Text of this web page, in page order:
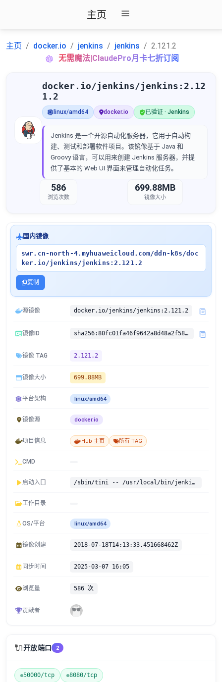
主页
主页 docker.io jenkins jenkins
2.121.2
无需魔法|ClaudePro月卡七折订阅
docker.io/jenkins/jenkins:2.12
1.2
linux/amd64 docker.io 已验证 · Jenkins
Jenkins 是一个开源自动化服务器，它用于自动构
建、测试和部署软件项目。该镜像基于 Java 和
Groovy 语言，可以用来创建 Jenkins 服务器，并提
供了基本的 Web UI 界面来管理自动化任务。
586
浏览次数
699.88MB
镜像大小
国内镜像
swr.cn-north-4.myhuaweicloud.com/ddn-k8s/doc
ker.io/jenkins/jenkins:2.121.2
复制
源镜像 docker.io/jenkins/jenkins:2.121.2
镜像ID sha256:80fc01fa46f9642a8d48a2f58131cfa91eb6d8c5f6d58df20591d7fb81ff9ff5
镜像 TAG 2.121.2
镜像大小 699.88MB
平台架构 linux/amd64
镜像源 docker.io
项目信息 Hub 主页 所有 TAG
CMD
启动入口 /sbin/tini -- /usr/local/bin/jenkins.sh
工作目录
OS/平台 linux/amd64
镜像创建 2018-07-18T14:13:33.451668462Z
同步时间 2025-03-07 16:05
浏览量 586 次
贡献者
🔌开放端口 2
50000/tcp 8080/tcp